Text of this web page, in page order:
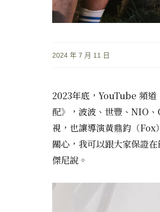
2024 年 7 月 11 日
2023年底，YouTube 頻
配》，波波、世豐、NIO
視，也讓導演黃鼎鈞（Fox
關心，我可以跟大家保證
傑尼說。